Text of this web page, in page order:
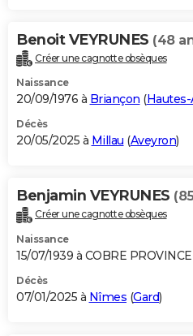
Benoit VEYRUNES (48
Créer une cagnotte obsèques
Naissance
20/09/1976 à Briançon (
Décès
20/05/2025 à Millau (Aveyron)
Benjamin VEYRUNES
Créer une cagnotte obsèques
Naissance
15/07/1939 à COBRE
Décès
07/01/2025 à Nîmes (Gard)